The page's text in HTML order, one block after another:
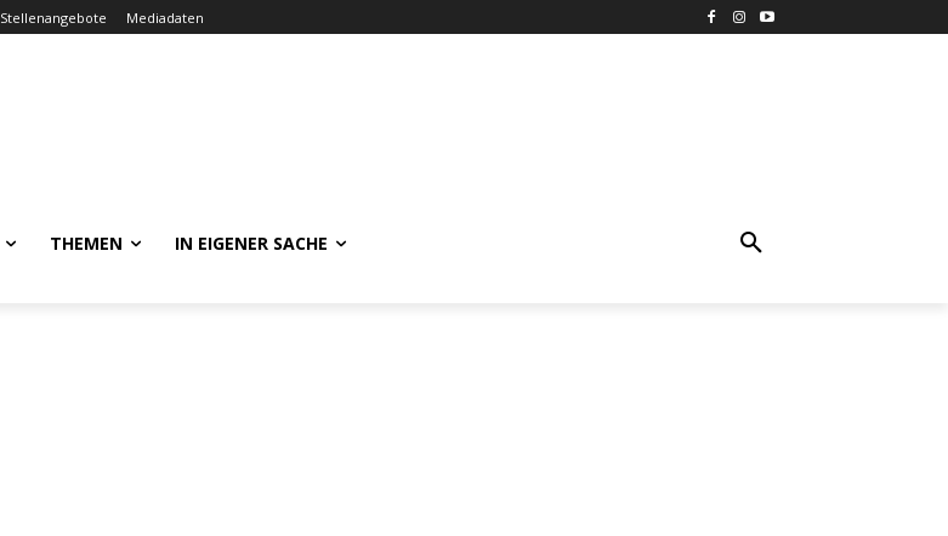
Stellenangebote Mediadaten
THEMEN IN EIGENER SACHE